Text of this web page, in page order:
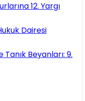
12. Yargı
Dairesi
Beyanları: 9.